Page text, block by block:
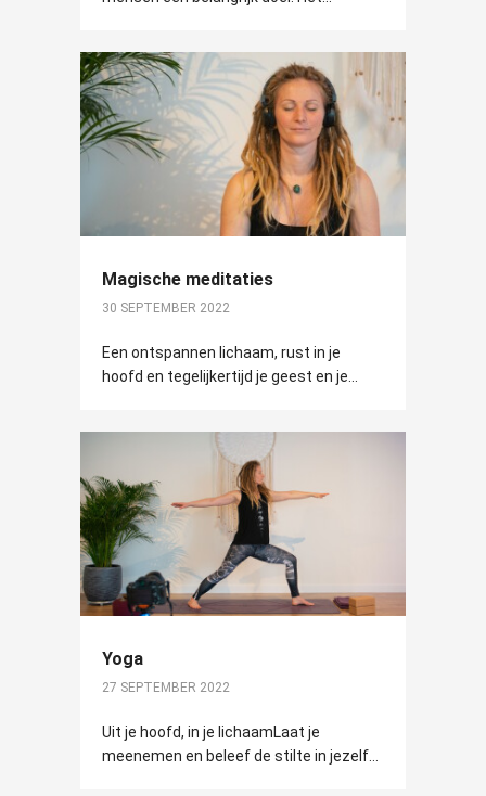
Magische meditaties
30 SEPTEMBER 2022
Een ontspannen lichaam, rust in je
hoofd en tegelijkertijd je geest en je...
Yoga
27 SEPTEMBER 2022
Uit je hoofd, in je lichaamLaat je
meenemen en beleef de stilte in jezelf...